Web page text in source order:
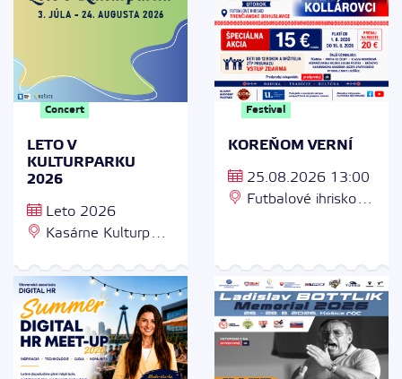
Concert
LETO V
KULTURPARKU
2026
Leto 2026
Kasárne Kulturpark,
Košice
Festival
KOREŇOM VERNÍ
25.08.2026 13:00
Futbalové ihrisko,